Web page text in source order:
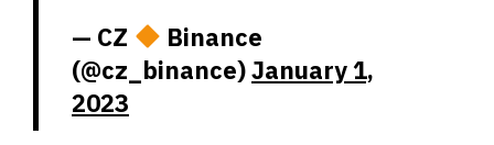
— CZ
Binance
(@cz_binance)January 1,
2023